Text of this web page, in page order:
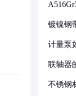
镀镍钢
计量泵
联轴器
不锈钢